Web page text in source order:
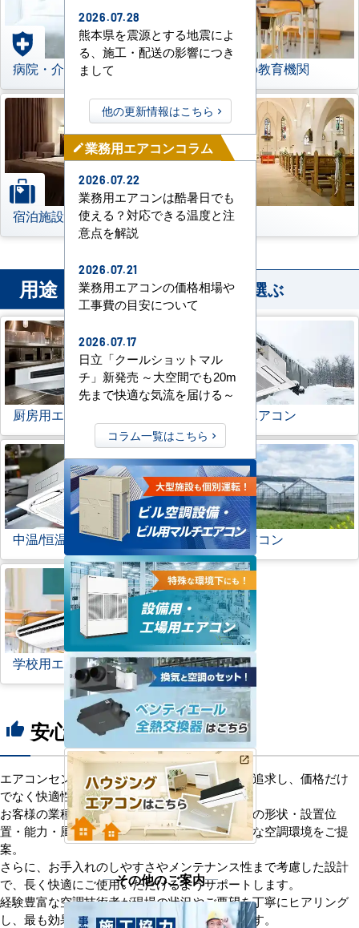
病院・介護施設 学校などの教育機関
宿泊施設 その他
用途 から業務用エアコンを選ぶ
厨房用エアコン 寒冷地用エアコン
中温/恒温用エアコン 農業用エアコン
学校用エアコン
thumb_up 安心の8つのポイント
エアコンセンターACは、「格安＋α」の価値を追求し、価格だけ
でなく快適性と機能性にもこだわっています。
お客様の業種や施設の形態に合わせて、室内機の形状・設置位
置・能力・風向きなどを総合的に検討し、最適な空調環境をご提
案。
さらに、お手入れのしやすさやメンテナンス性まで考慮した設計
で、長く快適にご使用いただけるようサポートします。
経験豊富な空調技術者が現場の状況やご要望を丁寧にヒアリング
し、最も効果的で効率的なプランをお届けします。
2026.07.28
熊本県を震源とする地震によ
る、施工・配送の影響につき
まして
他の更新情報はこちら
mode_edit業務用エアコンコラム
2026.07.22
業務用エアコンは酷暑日でも
使える？対応できる温度と注
意点を解説
2026.07.21
業務用エアコンの価格相場や
工事費の目安について
2026.07.17
日立「クールショットマル
チ」新発売 ～大空間でも20m
先まで快適な気流を届ける～
コラム一覧はこちら
その他のご案内